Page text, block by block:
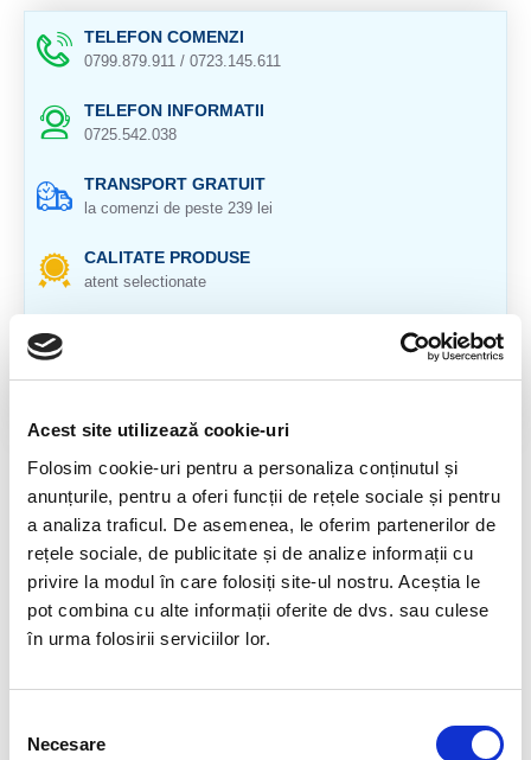
Acest site utilizează cookie-uri
Folosim cookie-uri pentru a personaliza conținutul și
anunțurile, pentru a oferi funcții de rețele sociale și pentru
a analiza traficul. De asemenea, le oferim partenerilor de
rețele sociale, de publicitate și de analize informații cu
privire la modul în care folosiți site-ul nostru. Aceștia le
pot combina cu alte informații oferite de dvs. sau culese
în urma folosirii serviciilor lor.
consimțământului
Necesare
TELEFON COMENZI
0799.879.911 / 0723.145.611
TELEFON INFORMATII
0725.542.038
TRANSPORT GRATUIT
la comenzi de peste 239 lei
CALITATE PRODUSE
atent selectionate
pentru toate produsele
DESCRIERE PRODUS
Origine: Mexic
Cristal slefuit natural 100%.
Cristal unicat. Veti primi produsul din imagine.
mobilului/tabletei/laptopului dumneavoastra.